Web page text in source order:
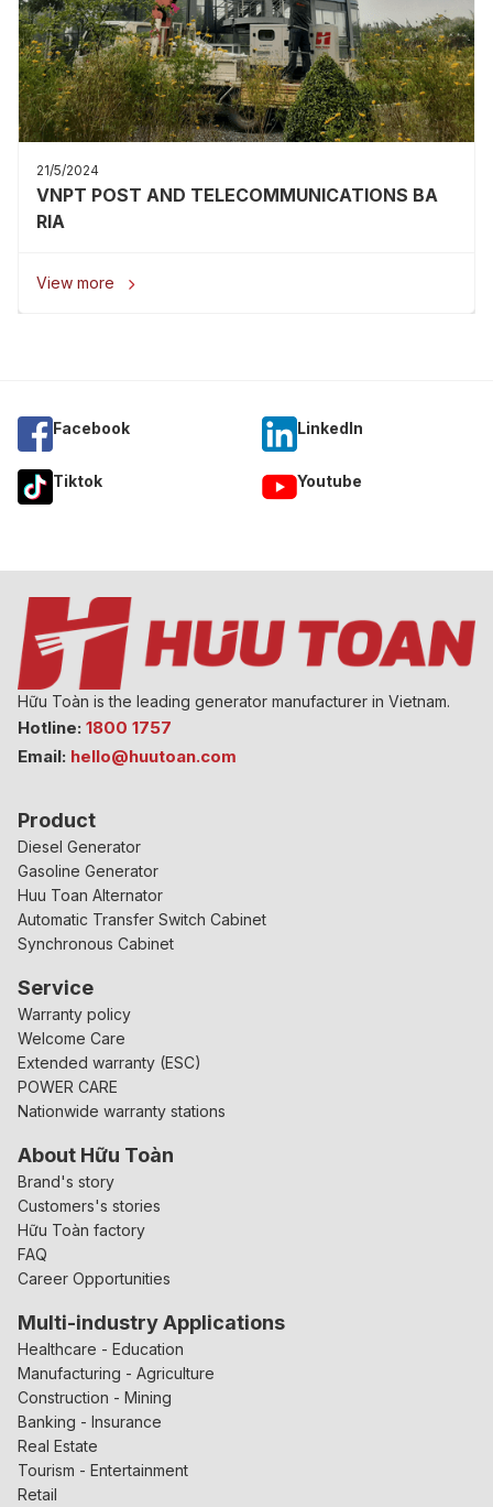
21/5/2024
VNPT POST AND TELECOMMUNICATIONS BA
RIA
View more 
Facebook Linkedln
Tiktok Youtube
Hữu Toàn is the leading generator manufacturer in Vietnam.
Hotline: 1800 1757
Email: hello@huutoan.com
Product
Diesel Generator
Gasoline Generator
Huu Toan Alternator
Automatic Transfer Switch Cabinet
Synchronous Cabinet
Service
Warranty policy
Welcome Care
Extended warranty (ESC)
POWER CARE
Nationwide warranty stations
About Hữu Toàn
Brand's story
Customers's stories
Hữu Toàn factory
FAQ
Career Opportunities
Multi-industry Applications
Healthcare - Education
Manufacturing - Agriculture
Construction - Mining
Banking - Insurance
Real Estate
Tourism - Entertainment
Retail